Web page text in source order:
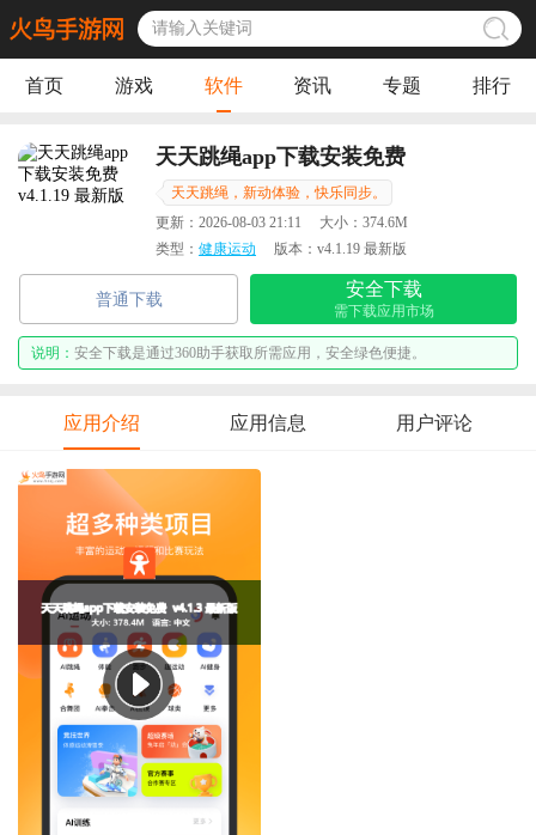
首页 游戏 软件 资讯 专题 排行
天天跳绳app下载安装免费
天天跳绳，新动体验，快乐同步。
更新： 2026-08-03 21:11 大小： 374.6M
类型： 健康运动 版本： v4.1.19 最新版
普通下载
安全下载
需下载应用市场
说明： 安全下载是通过360助手获取所需应用，安全绿色便捷。
应用介绍 应用信息 用户评论